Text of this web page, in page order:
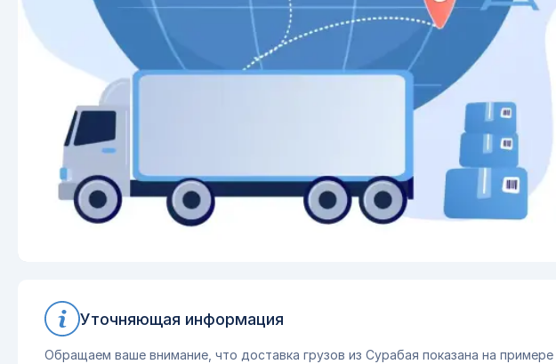
Уточняющая информация
Обращаем ваше внимание, что доставка грузов из Сурабая показана на примере